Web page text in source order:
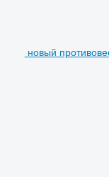
новый